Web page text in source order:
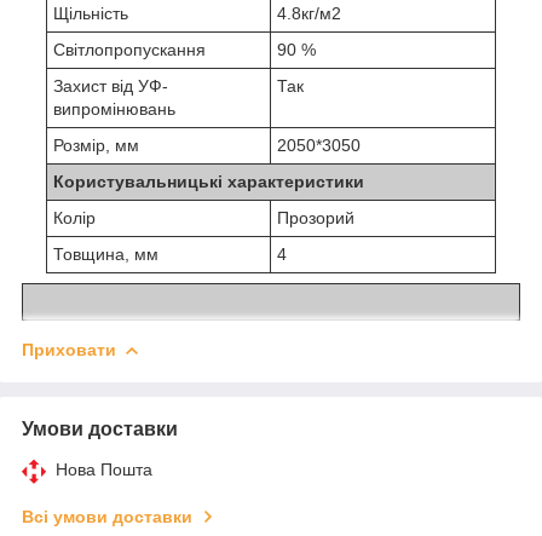
Щільність
4.8кг/м2
Світлопропускання
90 %
Захист від УФ-
випромінювань
Так
Розмір, мм
2050*3050
Користувальницькі характеристики
Колір
Прозорий
Товщина, мм
4
Приховати
Умови доставки
Нова Пошта
Всі умови доставки